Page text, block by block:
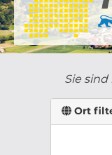
Sie sind
Ort